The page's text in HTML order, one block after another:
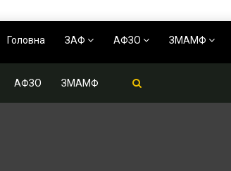
Головна ЗАФ АФЗО ЗМАМФ
АФЗО ЗМАМФ